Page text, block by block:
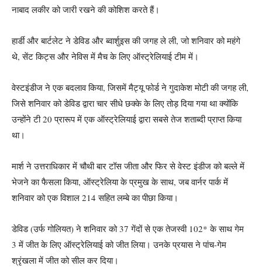
नाबाद लकीर को जारी रखने की कोशिश करते हैं।
हार्डी और बार्टलेट ने डेविड और ब्वार्शुइस की जगह ले ली, जो शनिवार को महंगे
थे, सेंट किट्स और नेविस में मैच के लिए ऑस्ट्रेलियाई टीम में।
वेस्टइंडीज ने एक बदलाव किया, जिसमें मैट्यू फोर्ड ने गुदाकेश मोटी की जगह ली,
जिसे शनिवार को डेविड द्वारा चार सीधे छक्के के लिए तोड़ दिया गया था क्योंकि
उन्होंने टी 20 प्रारूप में एक ऑस्ट्रेलियाई द्वारा सबसे तेज शताब्दी प्राप्त किया
था।
मार्श ने उत्तराधिकार में चौथी बार टॉस जीता और फिर से वेस्ट इंडीज को बल्ले में
भेजने का फैसला किया, ऑस्ट्रेलिया के प्रमुख के साथ, जब वार्नर पार्क में
शनिवार को एक विशाल 214 सहित लम्बे का पीछा किया।
डेविड (उर्फ गोलियत) ने शनिवार को 37 गेंदों से एक तेजस्वी 102* के साथ गेम
3 में जीत के लिए ऑस्ट्रेलियाई को जीत लिया। उनके प्रयास ने पांच-गेम
श्रृंखला में जीत को सील कर दिया।